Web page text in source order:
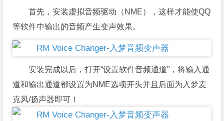
首先，安装虚拟音频驱动（NME），这样才能使QQ
等软件中输出的音频产生变声效果。
安装完成以后，打开“设置软件音频通道”，将输入通
道和输出通道都设置为NME选项开头并且后面为入梦麦
克风/扬声器即可！